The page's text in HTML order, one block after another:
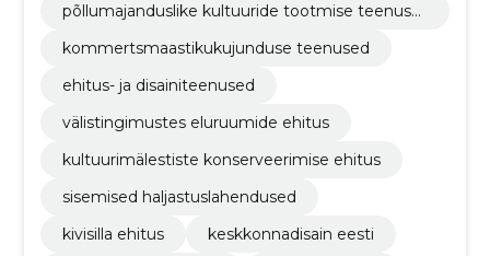
põllumajanduslike kultuuride tootmise teenuse
kommertsmaastikukujunduse teenused
ehitus- ja disainiteenused
välistingimustes eluruumide ehitus
kultuurimälestiste konserveerimise ehitus
sisemised haljastuslahendused
kivisilla ehitus
keskkonnadisain eesti